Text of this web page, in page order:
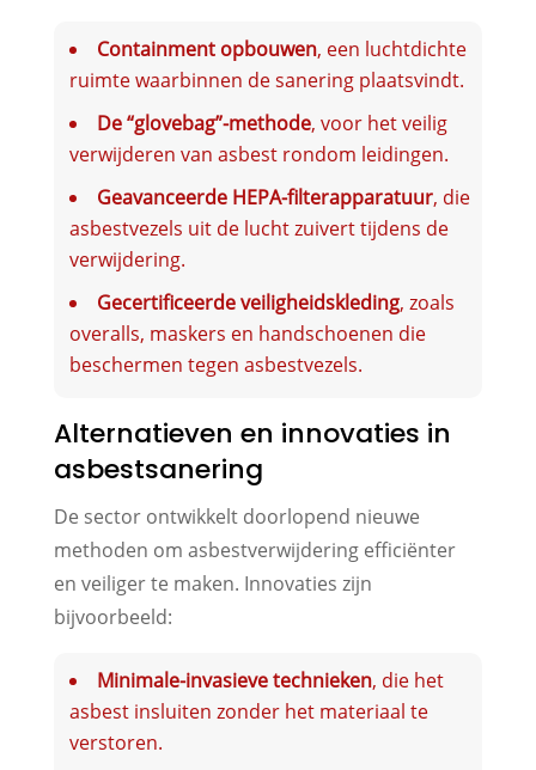
Containment opbouwen, een luchtdichte
ruimte waarbinnen de sanering plaatsvindt.
De “glovebag”-methode, voor het veilig
verwijderen van asbest rondom leidingen.
Geavanceerde HEPA-filterapparatuur, die
asbestvezels uit de lucht zuivert tijdens de
verwijdering.
Gecertificeerde veiligheidskleding, zoals
overalls, maskers en handschoenen die
beschermen tegen asbestvezels.
Alternatieven en innovaties in
asbestsanering
De sector ontwikkelt doorlopend nieuwe
methoden om asbestverwijdering efficiënter
en veiliger te maken. Innovaties zijn
bijvoorbeeld:
Minimale-invasieve technieken, die het
asbest insluiten zonder het materiaal te
verstoren.